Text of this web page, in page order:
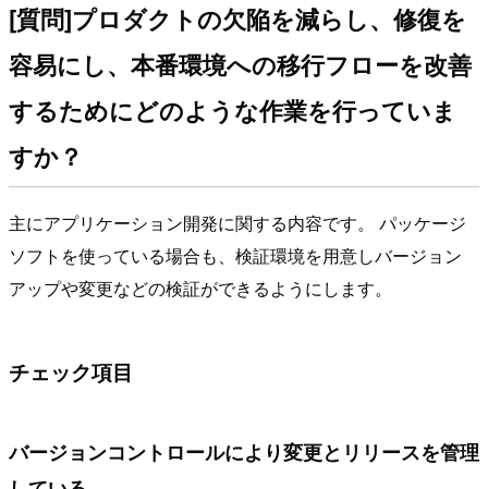
[質問]プロダクトの欠陥を減らし、修復を
容易にし、本番環境への移行フローを改善
するためにどのような作業を行っていま
すか？
主にアプリケーション開発に関する内容です。 パッケージ
ソフトを使っている場合も、検証環境を用意しバージョン
アップや変更などの検証ができるようにします。
チェック項目
バージョンコントロールにより変更とリリースを管理